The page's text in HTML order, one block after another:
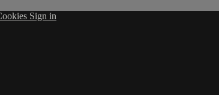
Sign in